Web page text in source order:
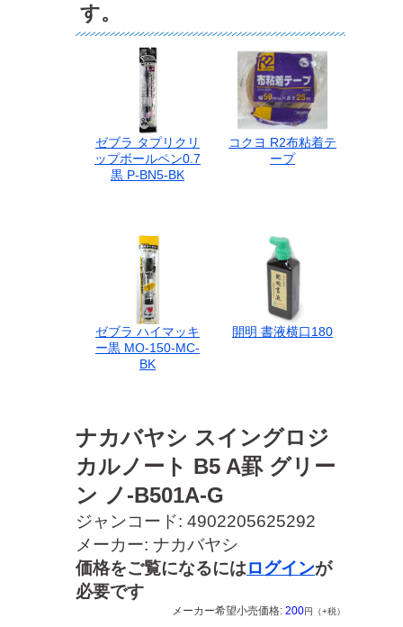
ナカバヤシ スイングロジ
カルノート B5 A罫 グリー
ン ノ-B501A-G
ジャンコード: 4902205625292
メーカー: ナカバヤシ
価格をご覧になるにはログインが
必要です
メーカー希望小売価格: 200円（+税）
す。
ゼブラ タプリクリ
ップボールペン0.7
黒 P-BN5-BK
コクヨ R2布粘着テ
ープ
ゼブラ ハイマッキ
ー黒 MO-150-MC-
BK
開明 書液横口180